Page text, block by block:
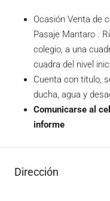
Ocasión Venta de
Pasaje Mantaro .
colegio, a una
cuadra del nivel
Cuenta con titulo,
ducha, agua y
Comunicarse al
informe
Dirección